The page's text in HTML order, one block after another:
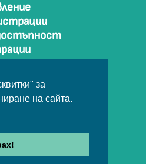
за
на сайта.
медии 2025